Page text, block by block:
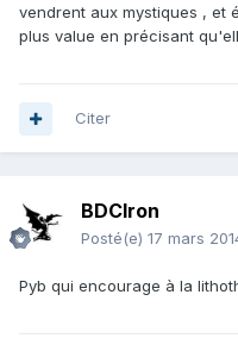
vendrent aux mystiques , et
plus value en précisant
Citer
BDCIron
Posté(e) 17 mars
Pyb qui encourage à la